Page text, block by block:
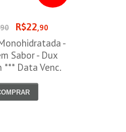
R$22,90
-
Sabor - Dux
Data Venc.